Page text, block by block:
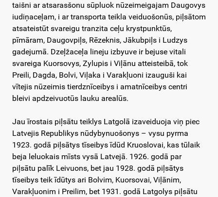
taišni ar atsarasšonu sūpluok nūzeimeigajam Daugovys
iudiņaceļam, i ar transporta teikla veiduošonūs, piļsātom
atsateistūt svareigu tranzita ceļu krystpunktūs,
pīmāram, Daugovpiļs, Rēzeknis, Jākubpiļs i Ludzys
gadejumā. Dzeļžaceļa lineju izbyuve ir bejuse vitali
svareiga Kuorsovys, Zylupis i Viļānu atteisteibā, tok
Preili, Dagda, Bolvi, Viļaka i Varakļuoni izauguši kai
vītejis nūzeimis tierdznīceibys i amatnīceibys centri
bleivi apdzeivuotūs lauku arealūs.
Jau īrostais piļsātu teiklys Latgolā izaveiduoja viņ piec
Latvejis Republikys nūdybynuošonys – vysu pyrma
1923. godā piļsātys tīseibys īdūd Kruoslovai, kas tūlaik
beja leluokais mīsts vysā Latvejā. 1926. godā par
piļsātu palīk Leivuons, bet jau 1928. godā piļsātys
tīseibys teik īdūtys ari Bolvim, Kuorsovai, Viļānim,
Varakļuonim i Preilim, bet 1931. godā Latgolys piļsātu